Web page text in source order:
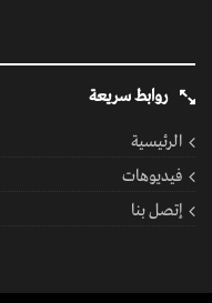
روابط سريعة
الرئيسية
فيديوهات
إتصل بنا